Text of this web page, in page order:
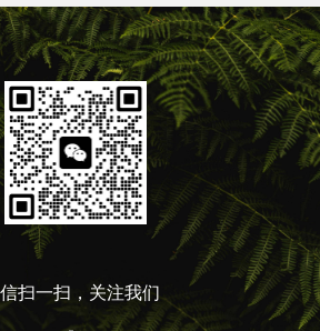
扫一扫，关注我们